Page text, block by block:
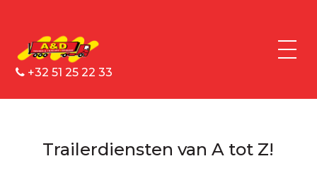
+32 51 25 22 33
Trailerdiensten van A tot Z!